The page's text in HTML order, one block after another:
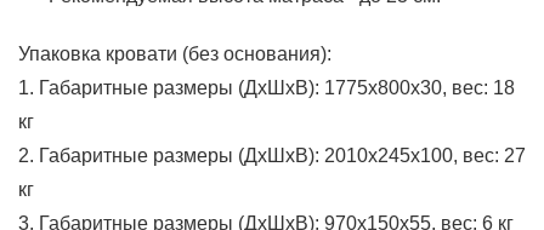
Упаковка кровати (без основания):
1. Габаритные размеры (ДхШхВ): 1775x800x30, вес: 18
кг
2. Габаритные размеры (ДхШхВ): 2010x245x100, вес: 27
кг
3. Габаритные размеры (ДхШхВ): 970x150x55, вес: 6 кг